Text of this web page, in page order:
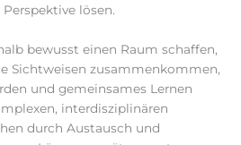
lösen.
bewusst einen Raum schaffen,
Sichtweisen zusammenkommen,
und gemeinsames Lernen
interdisziplinären
durch Austausch und